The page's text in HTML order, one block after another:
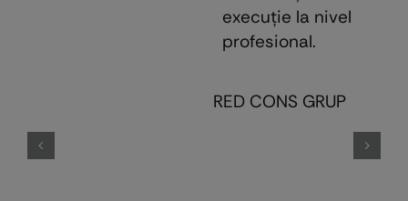
execuţie la nivel
profesional.
RED CONS GRUP